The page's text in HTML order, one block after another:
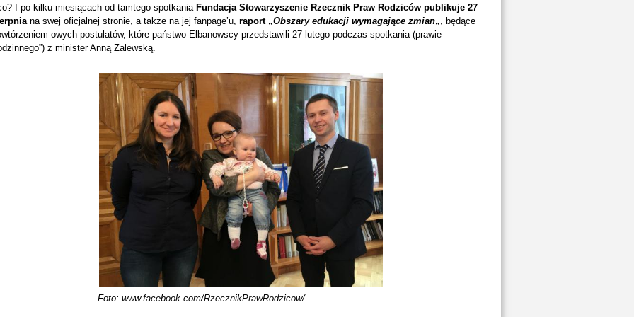
co? I po kilku miesiącach od tamtego spotkania Fundacja Stowarzyszenie Rzecznik Praw Rodziców publikuje 27
na swej oficjalnej stronie, a także na jej fanpage’u, raport „Obszary edukacji wymagające zmian„, będące
owych postulatów, które państwo Elbanowscy przedstawili 27 lutego podczas spotkania (prawie
z minister Anną Zalewską.
Foto: www.facebook.com/RzecznikPrawRodzicow/